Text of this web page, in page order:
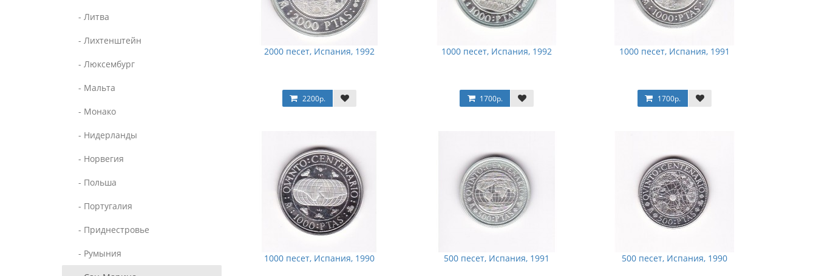
- Литва
- Лихтенштейн
- Люксембург
- Мальта
- Монако
- Нидерланды
- Норвегия
- Польша
- Португалия
- Приднестровье
- Румыния
2000 песет, Испания, 1992
2200р.
1000 песет, Испания, 1992
1700р.
1000 песет, Испания, 1991
1700р.
1000 песет, Испания, 1990 500 песет, Испания, 1991 500 песет, Испания, 1990